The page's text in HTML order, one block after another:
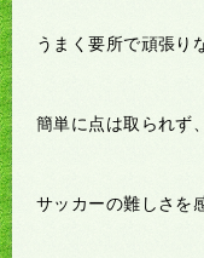
うまく要所で頑張り
簡単に点は取られず
サッカーの難しさを